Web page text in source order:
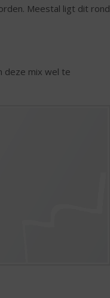
Meestal ligt dit rond
deze mix wel te